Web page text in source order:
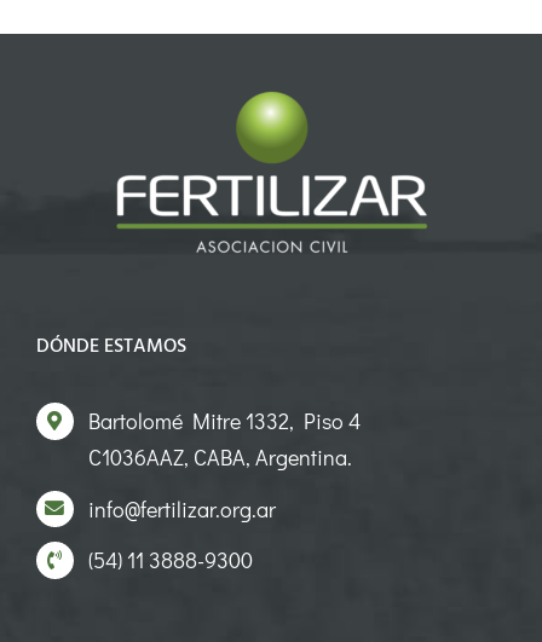
DÓNDE ESTAMOS
Bartolomé Mitre 1332, Piso 4
C1036AAZ, CABA, Argentina.
info@fertilizar.org.ar
(54) 11 3888-9300